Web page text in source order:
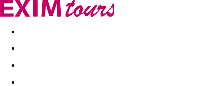
Akční nabídky Last minute